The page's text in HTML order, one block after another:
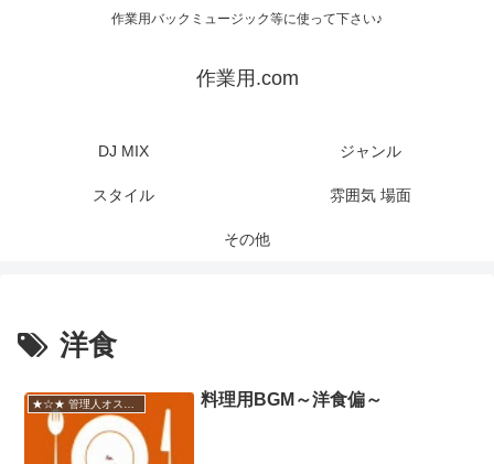
作業用バックミュージック等に使って下さい♪
作業用.com
DJ MIX ジャンル
スタイル 雰囲気 場面
その他
洋食
料理用BGM～洋食偏～